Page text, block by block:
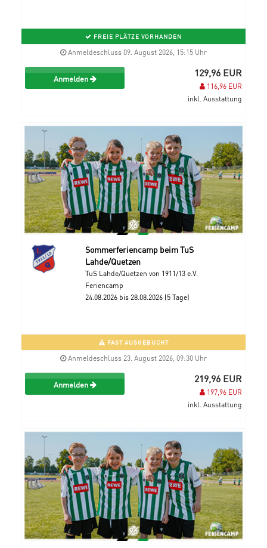
FREIE PLÄTZE VORHANDEN
Anmeldeschluss 09. August 2026, 15:15 Uhr
Anmelden 129,96 EUR
116,96 EUR
inkl. Ausstattung
Sommerferiencamp beim TuS
Lahde/Quetzen
TuS Lahde/Quetzen von 1911/13 e.V.
Feriencamp
24.08.2026 bis 28.08.2026 (5 Tage)
FAST AUSGEBUCHT
Anmeldeschluss 23. August 2026, 09:30 Uhr
Anmelden 219,96 EUR
197,96 EUR
inkl. Ausstattung